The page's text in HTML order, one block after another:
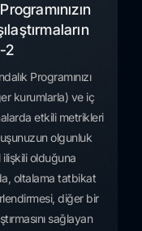
2
Programınızı
kurumlarla) ve iç
etkili metrikleri
olgunluk
olduğuna
oltalama tatbikat
diğer bir
sağlayan